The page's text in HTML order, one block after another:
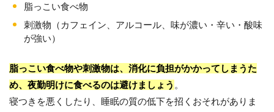
脂っこい食べ物
刺激物（カフェイン、アルコール、味が濃い・辛い・酸味
が強い）
脂っこい食べ物や刺激物は、消化に負担がかかってしまうた
め、夜勤明けに食べるのは避けましょう 。
寝つきを悪くしたり、睡眠の質の低下を招くおそれがありま